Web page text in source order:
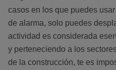
casos en los que puedes
de alarma, solo puedes
actividad es considerada
y perteneciendo a los
de la construcción, te es